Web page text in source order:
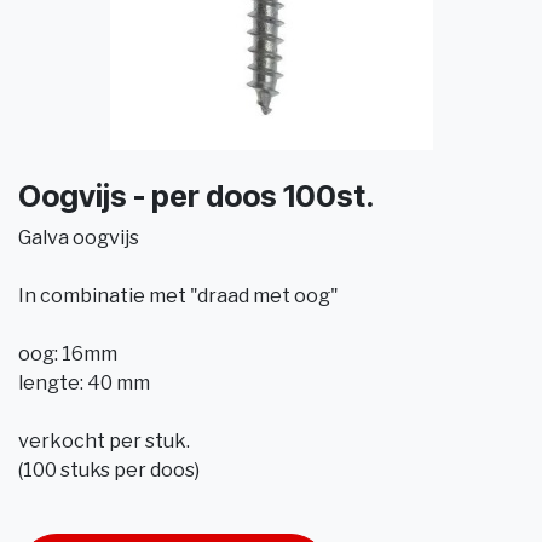
Oogvijs - per doos 100st.
Galva oogvijs
In combinatie met "draad met oog"
oog: 16mm
lengte: 40 mm
verkocht per stuk.
(100 stuks per doos)